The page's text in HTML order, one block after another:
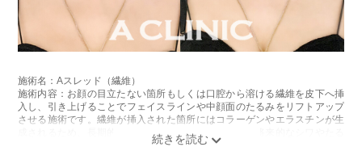
施術名：Aスレッド（繊維）
施術内容：お顔の目立たない箇所もしくは口腔から溶ける繊維を皮下へ挿
入し、引き上げることでフェイスラインや中顔面のたるみをリフトアップ
させる施術です。繊維が挿入された箇所にはコラーゲンやエラスチンが生
成されるため、長期的な美肌効果、肌質の改善効果、将来的なシワやたる
みの予防効果が期待できます。